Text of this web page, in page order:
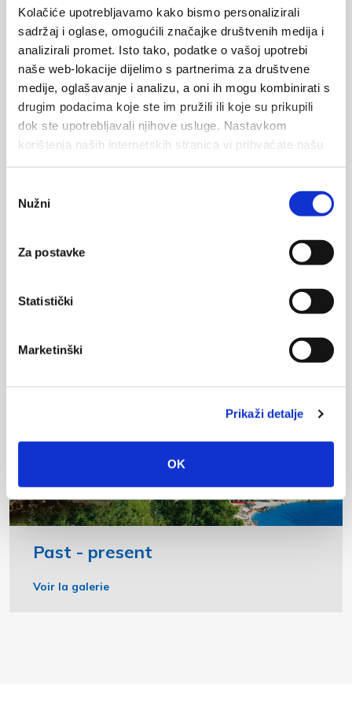
Kolačiće upotrebljavamo kako bismo personalizirali
sadržaj i oglase, omogućili značajke društvenih medija i
analizirali promet. Isto tako, podatke o vašoj upotrebi
naše web-lokacije dijelimo s partnerima za društvene
medije, oglašavanje i analizu, a oni ih mogu kombinirati s
drugim podacima koje ste im pružili ili koje su prikupili
dok ste upotrebljavali njihove usluge. Nastavkom
korištenja naših internetskih stranica vi prihvaćate našu
pristanka
Nužni
Za postavke
Statistički
Marketinški
Prikaži detalje
OK
Voir la galerie
Past - present
Voir la galerie